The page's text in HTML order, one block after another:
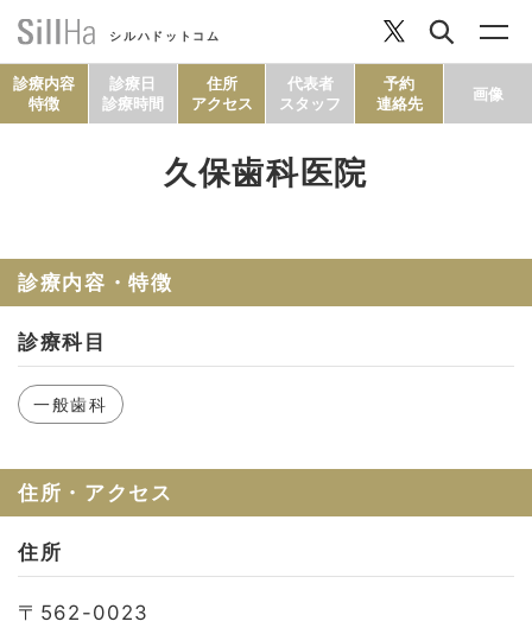
シルハドットコム
診療内容
特徴
診療日
診療時間
住所
アクセス
代表者
スタッフ
予約
連絡先
画像
久保歯科医院
診療内容・特徴
診療科目
一般歯科
住所・アクセス
住所
〒562-0023